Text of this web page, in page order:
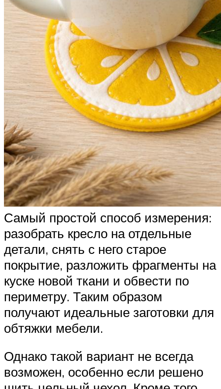
Самый простой способ измерения:
разобрать кресло на отдельные
детали, снять с него старое
покрытие, разложить фрагменты на
куске новой ткани и обвести по
периметру. Таким образом
получают идеальные заготовки для
обтяжки мебели.
Однако такой вариант не всегда
возможен, особенно если решено